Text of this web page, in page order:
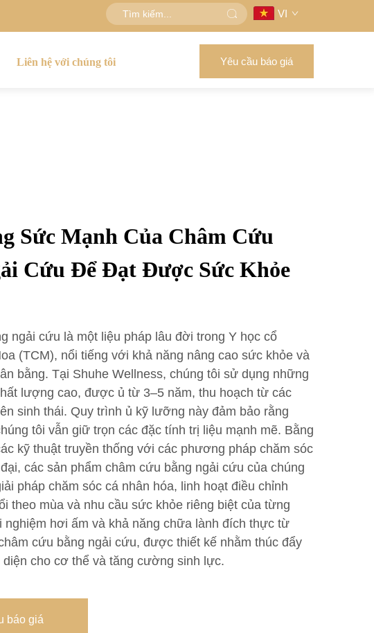
VI
Liên hệ với chúng tôi Yêu cầu báo giá
Sức Mạnh Của Châm Cứu
Cứu Để Đạt Được Sức Khỏe
ngải cứu là một liệu pháp lâu đời trong Y học cổ
(TCM), nổi tiếng với khả năng nâng cao sức khỏe và
bằng. Tại Shuhe Wellness, chúng tôi sử dụng những
lượng cao, được ủ từ 3–5 năm, thu hoạch từ các
sinh thái. Quy trình ủ kỹ lưỡng này đảm bảo rằng
tôi vẫn giữ trọn các đặc tính trị liệu mạnh mẽ. Bằng
kỹ thuật truyền thống với các phương pháp chăm sóc
các sản phẩm châm cứu bằng ngải cứu của chúng
pháp chăm sóc cá nhân hóa, linh hoạt điều chỉnh
theo mùa và nhu cầu sức khỏe riêng biệt của từng
nghiệm hơi ấm và khả năng chữa lành đích thực từ
cứu bằng ngải cứu, được thiết kế nhằm thúc đẩy
diện cho cơ thể và tăng cường sinh lực.
báo giá